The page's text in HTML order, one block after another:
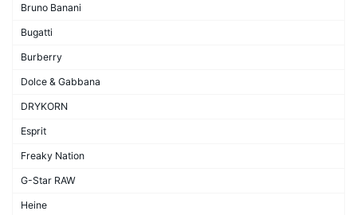
Bruno Banani
Bugatti
Burberry
Dolce & Gabbana
DRYKORN
Esprit
Freaky Nation
G-Star RAW
Heine